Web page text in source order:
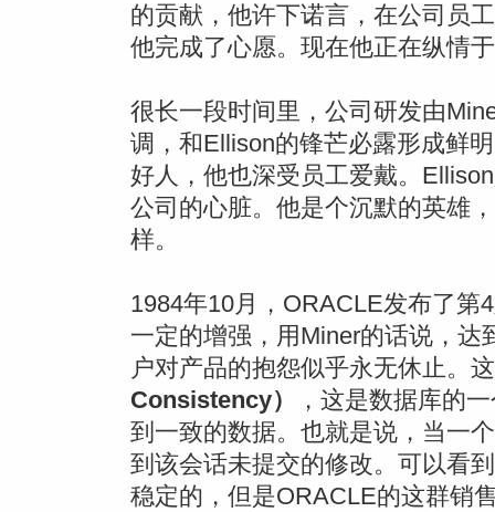
的贡献，他许下诺言，在公司员
他完成了心愿。现在他正在纵情
很长一段时间里，公司研发由
调，和Ellison的锋芒必露形成鲜
好人，他也深受员工爱戴。
公司的心脏。他是个沉默的英雄
样。
1984年10月，ORACLE发布了第
一定的增强，用Miner的话说，达
户对产品的抱怨似乎永无休止。
Consistency）
，这是数据库的
到一致的数据。也就是说，当一
到该会话未提交的修改。可以看
稳定的，但是ORACLE的这群销